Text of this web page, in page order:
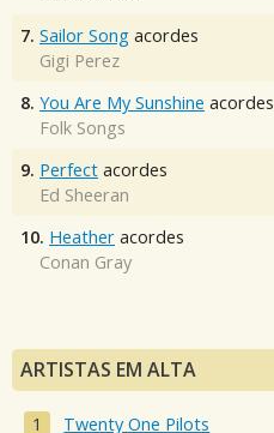
7. Sailor Song acordes
Gigi Perez
8. You Are My Sunshine acordes
Folk Songs
9. Perfect acordes
Ed Sheeran
10. Heather acordes
Conan Gray
ARTISTAS EM ALTA
Twenty One Pilots